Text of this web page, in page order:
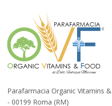
Parafarmacia Organic Vitamins
- 00199 Roma (RM)